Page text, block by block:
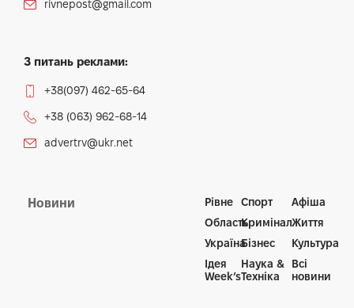
rivnepost@gmail.com
З питань реклами:
+38(097) 462-65-64
+38 (063) 962-68-14
advertrv@ukr.net
Новини
Рівне
Область
Україна
Ідея
Week’s
Спорт
Кримінал
Бізнес
Наука &
Техніка
Афіша
Життя
Культура
Всі
новини